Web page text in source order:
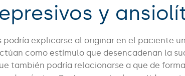
y
podría explicarse al originar en el paciente
como estímulo que desencadenan la
también podría relacionarse a que de